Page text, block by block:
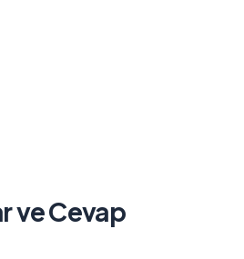
ve Cevap